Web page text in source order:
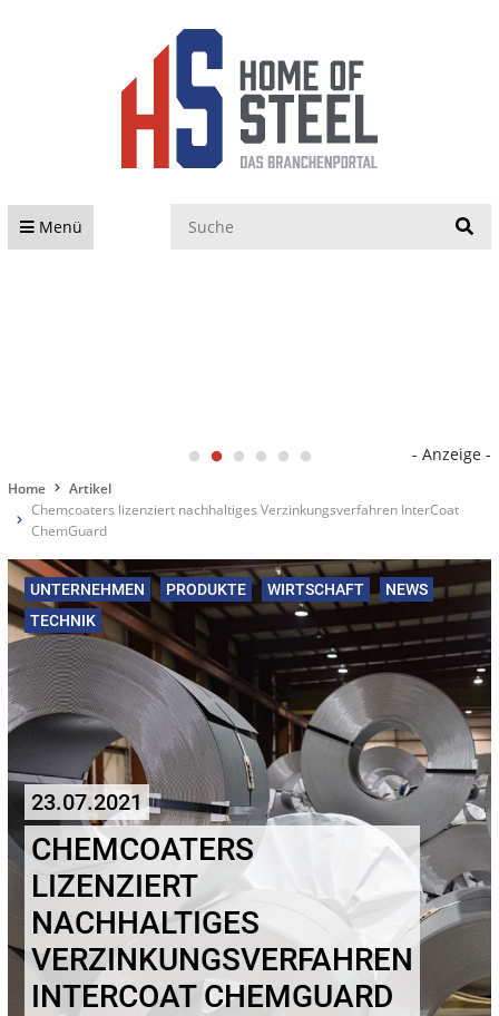
Menü
- Anzeige -
Home
Artikel
Chemcoaters lizenziert nachhaltiges Verzinkungsverfahren InterCoat
ChemGuard
UNTERNEHMEN PRODUKTE WIRTSCHAFT
NEWS
TECHNIK
23.07.2021
CHEMCOATERS
LIZENZIERT
NACHHALTIGES
VERZINKUNGSVERFAHREN
INTERCOAT CHEMGUARD